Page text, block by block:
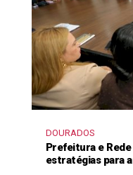
DOURADOS
Prefeitura e
estratégias para